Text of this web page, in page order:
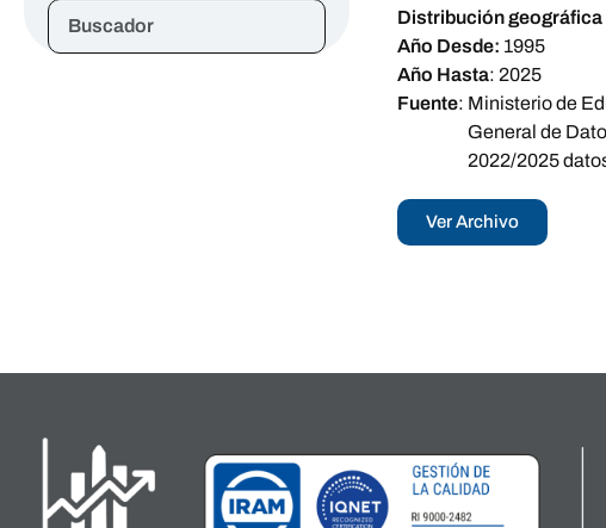
Buscador
Distribución geográfica
Año Desde: 1995
Año Hasta: 2025
Fuente: Ministerio de
General de
2022/2025
Ver Archivo